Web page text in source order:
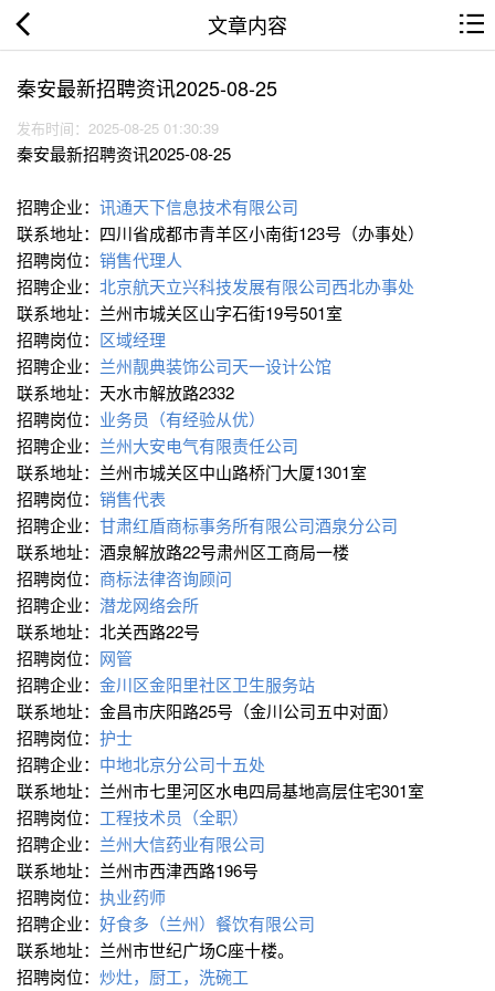
文章内容
秦安最新招聘资讯2025-08-25
发布时间：2025-08-25 01:30:39
秦安最新招聘资讯2025-08-25
招聘企业： 讯通天下信息技术有限公司
联系地址：四川省成都市青羊区小南街123号（办事处）
招聘岗位： 销售代理人
招聘企业： 北京航天立兴科技发展有限公司西北办事处
联系地址：兰州市城关区山字石街19号501室
招聘岗位： 区域经理
招聘企业： 兰州靓典装饰公司天一设计公馆
联系地址：天水市解放路2332
招聘岗位： 业务员（有经验从优）
招聘企业： 兰州大安电气有限责任公司
联系地址：兰州市城关区中山路桥门大厦1301室
招聘岗位： 销售代表
招聘企业： 甘肃红盾商标事务所有限公司酒泉分公司
联系地址：酒泉解放路22号肃州区工商局一楼
招聘岗位： 商标法律咨询顾问
招聘企业： 潜龙网络会所
联系地址：北关西路22号
招聘岗位： 网管
招聘企业： 金川区金阳里社区卫生服务站
联系地址：金昌市庆阳路25号（金川公司五中对面）
招聘岗位： 护士
招聘企业： 中地北京分公司十五处
联系地址：兰州市七里河区水电四局基地高层住宅301室
招聘岗位： 工程技术员（全职）
招聘企业： 兰州大信药业有限公司
联系地址：兰州市西津西路196号
招聘岗位： 执业药师
招聘企业： 好食多（兰州）餐饮有限公司
联系地址：兰州市世纪广场C座十楼。
招聘岗位： 炒灶，厨工，洗碗工